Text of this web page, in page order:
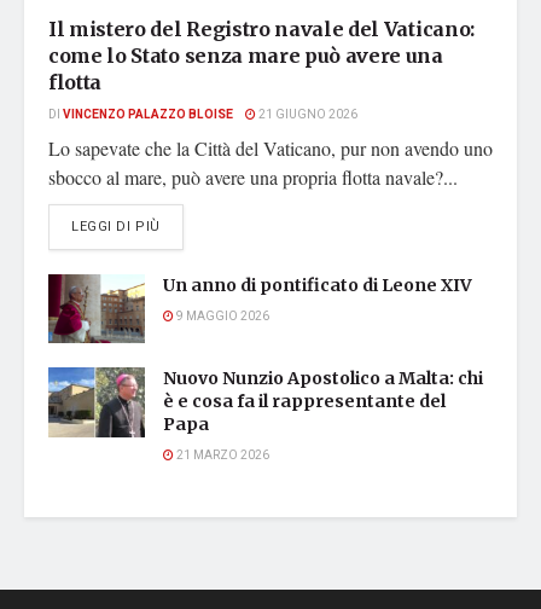
Il mistero del Registro navale del Vaticano:
come lo Stato senza mare può avere una
flotta
DI VINCENZO PALAZZO BLOISE 21 GIUGNO 2026
Lo sapevate che la Città del Vaticano, pur non avendo uno
sbocco al mare, può avere una propria flotta navale?...
LEGGI DI PIÙ
Un anno di pontificato di Leone XIV
9 MAGGIO 2026
Nuovo Nunzio Apostolico a Malta: chi
è e cosa fa il rappresentante del
Papa
21 MARZO 2026